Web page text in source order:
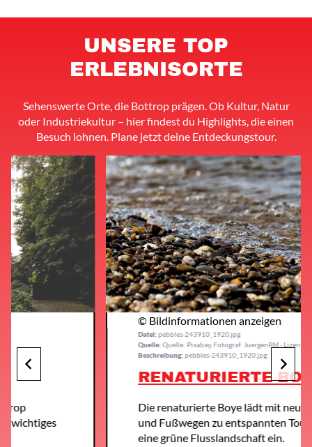
UNSERE TOP
ERLEBNISORTE
Sehenswerte Orte, die Bottrop prägen. Ob Kultur, Natur
oder Industriekultur – hier findest du Highlights, die einen
Besuch lohnen. Plane jetzt deine Entdeckungstour.
© Bildinformationen anzeigen
pebbles-243910_1920.jpg
Quelle: Pixabay, Fotograf: JuergenPM · Lizenz: CC-BY-SA
Beschreibung:pebbles-243910_1920.jpg:
RENATURIERTE BOYE
Die renaturierte Boye lädt mit neuen Rad-
und Fußwegen zu entspannten Touren durch
eine grüne Flusslandschaft ein.